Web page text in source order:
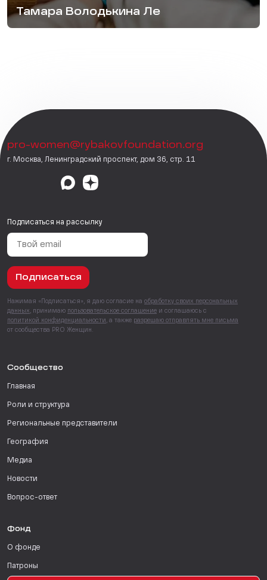
Тамара Володькина Ле
pro-women@rybakovfoundation.org
г. Москва, Ленинградский проспект, дом 36, стр. 11
Подписаться на рассылку
Подписаться
Нажимая «Подписаться», я даю согласие на обработку своих персональных
данных , принимаю пользовательское соглашение и соглашаюсь с
политикой конфиденциальности , а также разрешаю отправлять мне письма
от сообщества PRO Женщин.
Сообщество
Главная
Роли и структура
Региональные представители
География
Медиа
Новости
Вопрос-ответ
Фонд
О фонде
Патроны